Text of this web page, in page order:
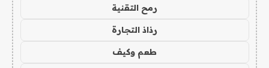
رمح التقنية
رذاذ التجارة
طعم وكيف